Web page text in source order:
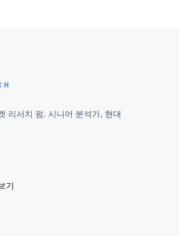
리서치 펌. 시니어 분석가, 현대
기